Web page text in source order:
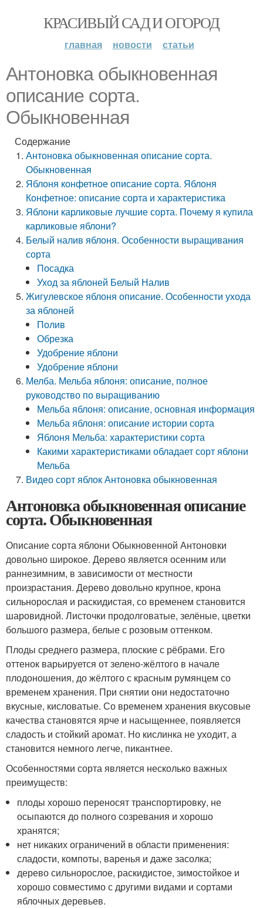
КРАСИВЫЙ САД И ОГОРОД
главная новости статьи
Антоновка обыкновенная
описание сорта.
Обыкновенная
Содержание
Антоновка обыкновенная описание сорта.
Обыкновенная
Яблоня конфетное описание сорта. Яблоня
Конфетное: описание сорта и характеристика
Яблони карликовые лучшие сорта. Почему я купила
карликовые яблони?
Белый налив яблоня. Особенности выращивания
сорта
Посадка
Уход за яблоней Белый Налив
Жигулевское яблоня описание. Особенности ухода
за яблоней
Полив
Обрезка
Удобрение яблони
Удобрение яблони
Мелба. Мельба яблоня: описание, полное
руководство по выращиванию
Мельба яблоня: описание, основная информация
Мельба яблоня: описание истории сорта
Яблоня Мельба: характеристики сорта
Какими характеристиками обладает сорт яблони
Мельба
Видео сорт яблок Антоновка обыкновенная
Антоновка обыкновенная описание
сорта. Обыкновенная
Описание сорта яблони Обыкновенной Антоновки
довольно широкое. Дерево является осенним или
раннезимним, в зависимости от местности
произрастания. Дерево довольно крупное, крона
сильнорослая и раскидистая, со временем становится
шаровидной. Листочки продолговатые, зелёные, цветки
большого размера, белые с розовым оттенком.
Плоды среднего размера, плоские с рёбрами. Его
оттенок варьируется от зелено-жёлтого в начале
плодоношения, до жёлтого с красным румянцем со
временем хранения. При снятии они недостаточно
вкусные, кисловатые. Со временем хранения вкусовые
качества становятся ярче и насыщеннее, появляется
сладость и стойкий аромат. Но кислинка не уходит, а
становится немного легче, пикантнее.
Особенностями сорта является несколько важных
преимуществ:
плоды хорошо переносят транспортировку, не
осыпаются до полного созревания и хорошо
хранятся;
нет никаких ограничений в области применения:
сладости, компоты, варенья и даже засолка;
дерево сильнорослое, раскидистое, зимостойкое и
хорошо совместимо с другими видами и сортами
яблочных деревьев.